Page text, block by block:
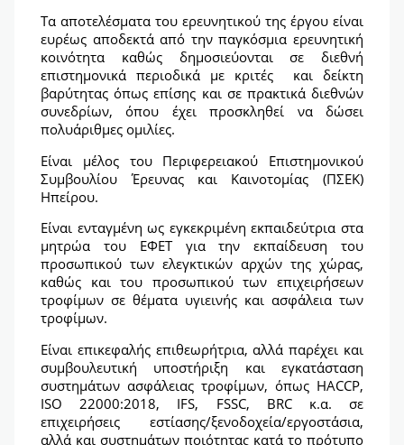
Τα αποτελέσματα του ερευνητικού της έργου είναι
ευρέως αποδεκτά από την παγκόσμια ερευνητική
κοινότητα καθώς δημοσιεύονται σε διεθνή
επιστημονικά περιοδικά με κριτές και δείκτη
βαρύτητας όπως επίσης και σε πρακτικά διεθνών
συνεδρίων, όπου έχει προσκληθεί να δώσει
πολυάριθμες ομιλίες.
Είναι μέλος του Περιφερειακού Επιστημονικού
Συμβουλίου Έρευνας και Καινοτομίας (ΠΣΕΚ)
Ηπείρου.
Είναι ενταγμένη ως εγκεκριμένη εκπαιδεύτρια στα
μητρώα του ΕΦΕΤ για την εκπαίδευση του
προσωπικού των ελεγκτικών αρχών της χώρας,
καθώς και του προσωπικού των επιχειρήσεων
τροφίμων σε θέματα υγιεινής και ασφάλεια των
τροφίμων.
Είναι επικεφαλής επιθεωρήτρια, αλλά παρέχει και
συμβουλευτική υποστήριξη και εγκατάσταση
συστημάτων ασφάλειας τροφίμων, όπως HACCP,
ISO 22000:2018, IFS, FSSC, BRC κ.α. σε
επιχειρήσεις εστίασης/ξενοδοχεία/εργοστάσια,
αλλά και συστημάτων ποιότητας κατά το πρότυπο